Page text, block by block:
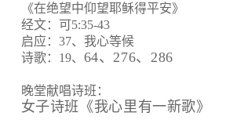
《在绝望中仰望耶稣得平安》
经文：可5:35-43
启应：37、我心等候
诗歌：19、 64、276、 286
晚堂献唱诗班：
女子诗班《我心里有一新歌》